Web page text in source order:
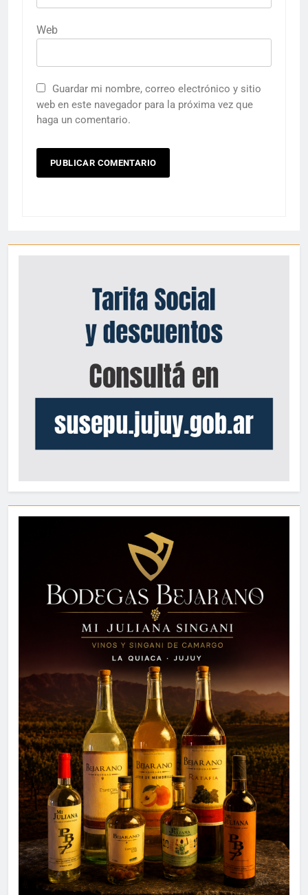
Web
Guardar mi nombre, correo electrónico y sitio
web en este navegador para la próxima vez que
haga un comentario.